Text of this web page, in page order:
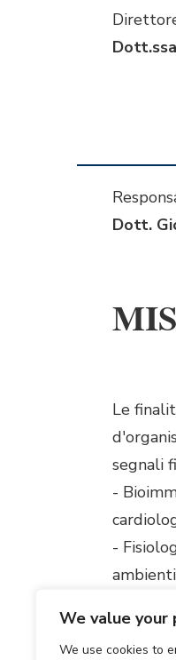
We value your
We use cookies to
Dott.
Le
segnali
-
-
-
-